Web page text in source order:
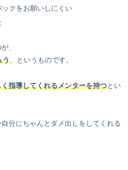
クをお願いしにくい
、
う、というものです。
指導してくれるメンターを持つとい
分にちゃんとダメ出しをしてくれる